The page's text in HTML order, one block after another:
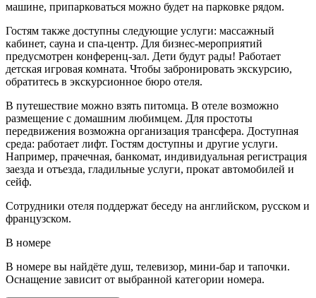
машине, припарковаться можно будет на парковке рядом.
Гостям также доступны следующие услуги: массажный
кабинет, сауна и спа-центр. Для бизнес-мероприятий
предусмотрен конференц-зал. Дети будут рады! Работает
детская игровая комната. Чтобы забронировать экскурсию,
обратитесь в экскурсионное бюро отеля.
В путешествие можно взять питомца. В отеле возможно
размещение с домашним любимцем. Для простоты
передвижения возможна организация трансфера. Доступная
среда: работает лифт. Гостям доступны и другие услуги.
Например, прачечная, банкомат, индивидуальная регистрация
заезда и отъезда, гладильные услуги, прокат автомобилей и
сейф.
Сотрудники отеля поддержат беседу на английском, русском и
французском.
В номере
В номере вы найдёте душ, телевизор, мини-бар и тапочки.
Оснащение зависит от выбранной категории номера.